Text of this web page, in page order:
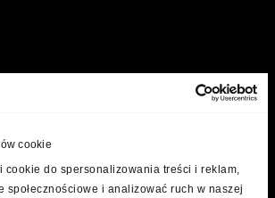
cookie
cookie do spersonalizowania treści i reklam,
społecznościowe i analizować ruch w naszej